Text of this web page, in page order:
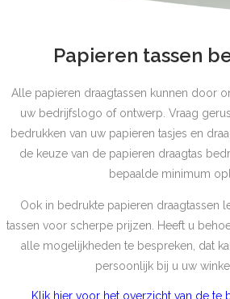
Papieren tassen
Alle papieren draagtassen kunnen door
uw bedrijfslogo of ontwerp. Vraag
bedrukken van uw papieren tasjes en
de keuze van de papieren draagtas
bepaalde minimum
Ook in bedrukte papieren draagtassen
tassen voor scherpe prijzen. Heeft u
alle mogelijkheden te bespreken, dat
persoonlijk bij u uw
Klik hier voor het overzicht van de te